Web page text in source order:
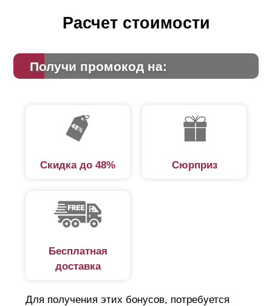
Расчет стоимости
Получи промокод на:
Скидка до 48% Сюрприз
Бесплатная
доставка
Для получения этих бонусов, потребуется